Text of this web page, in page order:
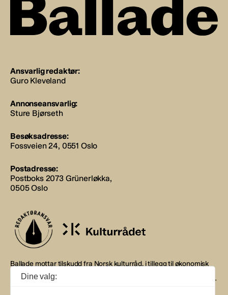
Ansvarlig redaktør:
Guro Kleveland
Annonseansvarlig:
Sture Bjørseth
Besøksadresse:
Fossveien 24, 0551 Oslo
Postadresse:
Postboks 2073 Grünerløkka,
0505 Oslo
Ballade mottar tilskudd fra Norsk kulturråd, i tillegg til økonomisk
støtte fra eierne NOPA, Norsk komponistforening og
Musikkforleggerne. Ballade drives etter Redaktør- og Vær Varsom-
Dine valg: